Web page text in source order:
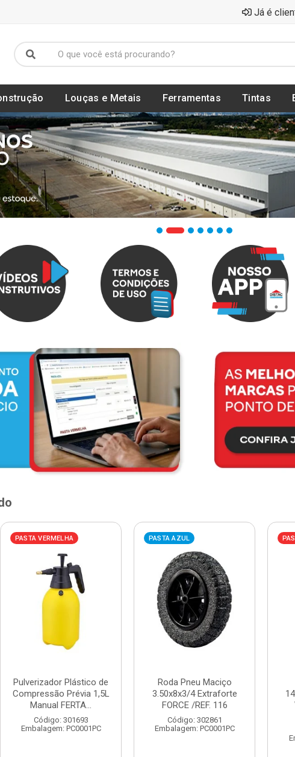
Já é
Louças e Metais Ferramentas Tintas
PASTA VERMELHA
Pulverizador Plástico de
Compressão Prévia 1,5L
Manual FERTA...
Código: 301693
Embalagem: PC0001PC
PASTA AZUL
Roda Pneu Maciço
3.50x8x3/4 Extraforte
FORCE /REF. 116
Código: 302861
Embalagem: PC0001PC